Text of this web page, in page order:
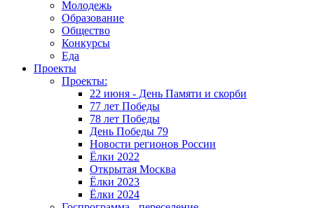
Молодежь
Образование
Общество
Конкурсы
Еда
Проекты
Проекты:
22 июня - День Памяти и скорби
77 лет Победы
78 лет Победы
День Победы 79
Новости регионов России
Ёлки 2022
Открытая Москва
Ёлки 2023
Ёлки 2024